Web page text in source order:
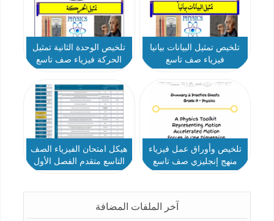
تلخيص تمثيل البيانات بيانيا
فيزياء صف تاسع
تلخيص الوحدة الثانية تمثيل
الحركة فيزياء صف تاسع
تلخيص وأوراق عمل فيزياء
منهج إنجليزي صف تاسع
هيكل امتحان الفيزياء الصف
التاسع متقدم الفصل الأول
آخر الملفات المضافة